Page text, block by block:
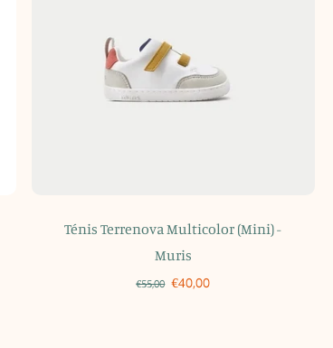
Ténis Terrenova Multicolor (Mini) -
Muris
€55,00 €40,00